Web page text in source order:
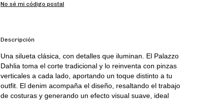
No sé mi código postal
Descripción
Una silueta clásica, con detalles que iluminan. El Palazzo
Dahlia toma el corte tradicional y lo reinventa con pinzas
verticales a cada lado, aportando un toque distinto a tu
outfit. El denim acompaña el diseño, resaltando el trabajo
de costuras y generando un efecto visual suave, ideal